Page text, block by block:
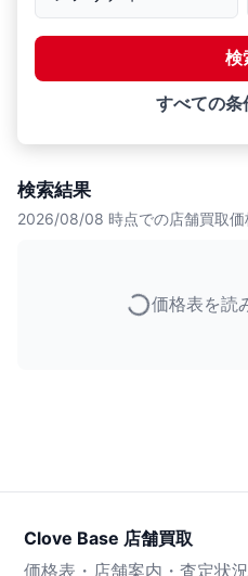
検
すべての条
検索結果
2026/08/08 時点での店舗買取価
価格表を読
Clove Base 店舗買取
価格表・店舗案内・査定状